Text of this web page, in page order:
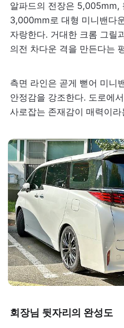
알파드의 전장은 5,005mm,
3,000mm로 대형 미니밴다
자랑한다. 거대한 크롬 그릴
의전 차다운 격을 만든다는
측면 라인은 곧게 뻗어 미니
안정감을 강조한다. 도로에
사로잡는 존재감이 매력이
회장님 뒷자리의 완성도